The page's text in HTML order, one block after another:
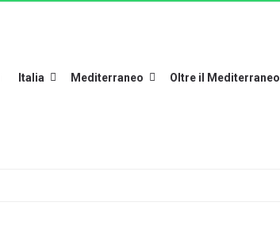
Italia Mediterraneo Oltre il Mediterraneo